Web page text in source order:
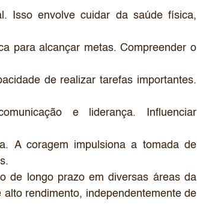
Isso envolve cuidar da saúde física,
para alcançar metas. Compreender o
de realizar tarefas importantes.
e liderança. Influenciar
A coragem impulsiona a tomada de
de longo prazo em diversas áreas da
rendimento, independentemente de